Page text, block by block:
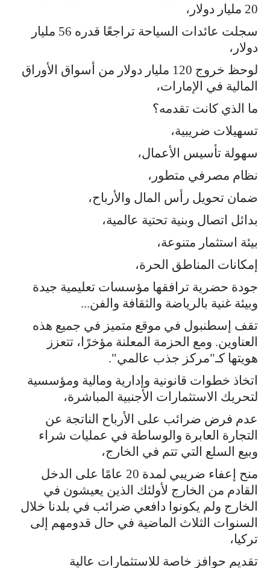
20 مليار دولار،
سجلت عائدات السياحة تراجعًا قدره 56 مليار
دولار،
لوحظ خروج 120 مليار دولار من أسواق الأوراق
المالية في الإمارات،
ما الذي كانت تقدمه؟
تسهيلات ضريبية،
سهولة تأسيس الأعمال،
نظام مصرفي متطور،
ضمان تحويل رأس المال والأرباح،
بدائل اتصال وبنية تحتية عالمية،
بيئة استثمار متنوعة،
إمكانات المناطق الحرة،
جودة حضرية ترافقها مؤسسات تعليمية جيدة
وبيئة غنية بالرياضة والثقافة والفن...
تقف إسطنبول في موقع متميز في جميع هذه
العناوين. ومع الحزمة المعلنة مؤخرًا، تتعزز
هويتها كـ"مركز جذب عالمي".
اتخاذ خطوات قانونية وإدارية ومالية ومؤسسية
لتحريك الاستثمارات الأجنبية المباشرة،
عدم فرض ضرائب على الأرباح الناتجة عن
التجارة العابرة والوساطة في عمليات شراء
وبيع السلع التي تتم في الخارج،
منح إعفاء ضريبي لمدة 20 عامًا على الدخل
القادم من الخارج لأولئك الذين يعيشون في
الخارج ولم يكونوا دافعي ضرائب في بلدنا خلال
السنوات الثلاث الماضية في حال قدومهم إلى
تركيا،
تقديم حوافز خاصة للاستثمارات عالية